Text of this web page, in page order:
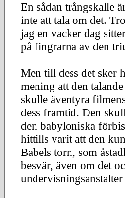
En sådan trångskalle
inte att tala om det.
jag en vacker dag
på fingrarna av den
Men till dess det sker
mening att den
skulle äventyra
dess framtid. Den
den babyloniska
hittills varit att den
Babels torn, som
besvär, även om det